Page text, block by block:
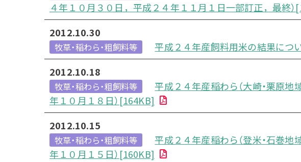
４年１０月３０日，平成２４年１１月１日一部訂正，最終）
2012.10.30
牧草・稲わら・粗飼料等
平成２４年産飼料用米の結果につ
2012.10.18
牧草・稲わら・粗飼料等
平成２４年産稲わら（大崎・栗原地
年１０月１８日）[164KB]
2012.10.15
牧草・稲わら・粗飼料等
平成２４年産稲わら（登米・石巻地
年１０月１５日）[160KB]